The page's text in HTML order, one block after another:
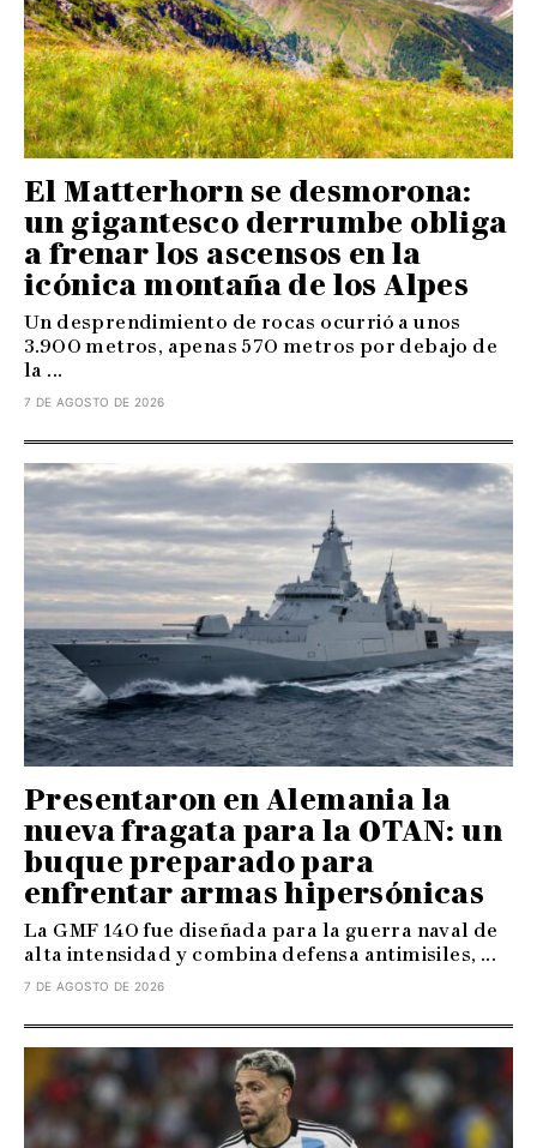
El Matterhorn se desmorona:
un gigantesco derrumbe obliga
a frenar los ascensos en la
icónica montaña de los Alpes
Un desprendimiento de rocas ocurrió a unos
3.900 metros, apenas 570 metros por debajo de
la ...
7 DE AGOSTO DE 2026
Presentaron en Alemania la
nueva fragata para la OTAN: un
buque preparado para
enfrentar armas hipersónicas
La GMF 140 fue diseñada para la guerra naval de
alta intensidad y combina defensa antimisiles, ...
7 DE AGOSTO DE 2026